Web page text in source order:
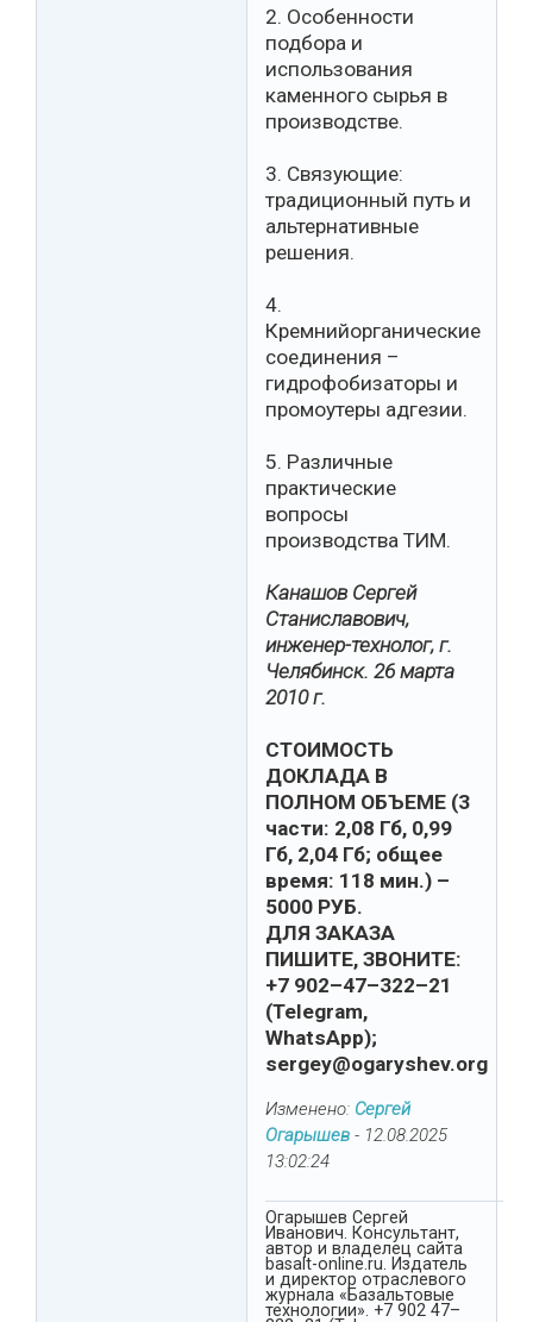
2. Особенности
подбора и
использования
каменного сырья в
производстве.
3. Связующие:
традиционный путь и
альтернативные
решения.
4.
Кремнийорганические
соединения –
гидрофобизаторы и
промоутеры адгезии.
5. Различные
практические
вопросы
производства ТИМ.
Канашов Сергей
Станиславович,
инженер-технолог, г.
Челябинск. 26 марта
2010 г.
СТОИМОСТЬ
ДОКЛАДА В
ПОЛНОМ ОБЪЕМЕ (3
части: 2,08 Гб, 0,99
Гб, 2,04 Гб; общее
время: 118 мин.) –
5000 РУБ.
ДЛЯ ЗАКАЗА
ПИШИТЕ, ЗВОНИТЕ:
+7 902–47–322–21
(Telegram,
WhatsApp);
sergey@ogaryshev.org
Изменено: Сергей
Огарышев - 12.08.2025
13:02:24
Огарышев Сергей
Иванович. Консультант,
автор и владелец сайта
basalt-online.ru. Издатель
и директор отраслевого
журнала «Базальтовые
технологии». +7 902 47–